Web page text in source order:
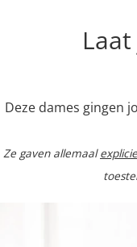
Deze dames gingen
Ze gaven allemaal